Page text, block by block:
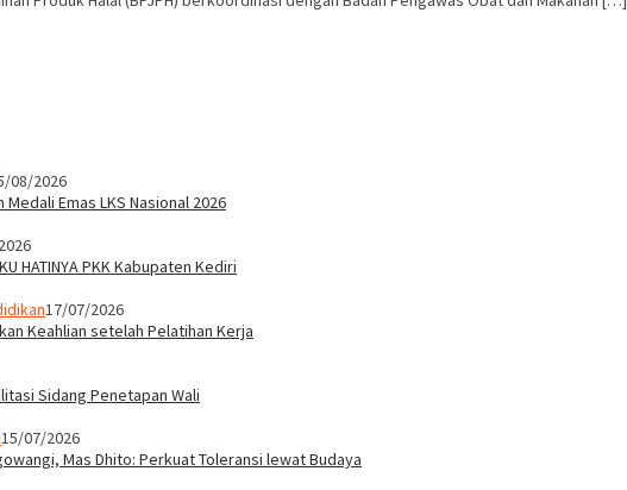
08/2026
Emas LKS Nasional 2026
HATINYA PKK Kabupaten Kediri
17/07/2026
Keahlian setelah Pelatihan Kerja
Sidang Penetapan Wali
15/07/2026
Mas Dhito: Perkuat Toleransi lewat Budaya